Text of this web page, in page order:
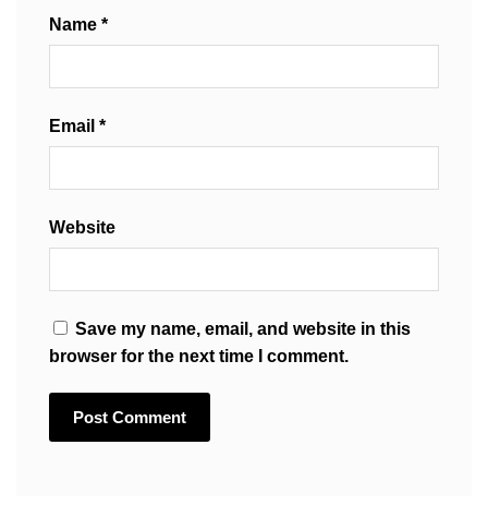
Name *
Email *
Website
Save my name, email, and website in this
browser for the next time I comment.